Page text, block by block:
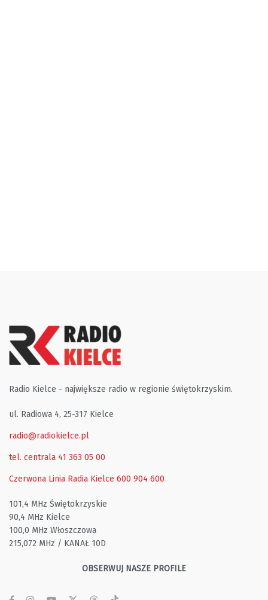
Radio Kielce - największe radio w regionie świętokrzyskim.
ul. Radiowa 4, 25-317 Kielce
radio@radiokielce.pl
tel. centrala 41 363 05 00
Czerwona Linia Radia Kielce 600 904 600
101,4 MHz Świętokrzyskie
90,4 MHz Kielce
100,0 MHz Włoszczowa
215,072 MHz / KANAŁ 10D
OBSERWUJ NASZE PROFILE